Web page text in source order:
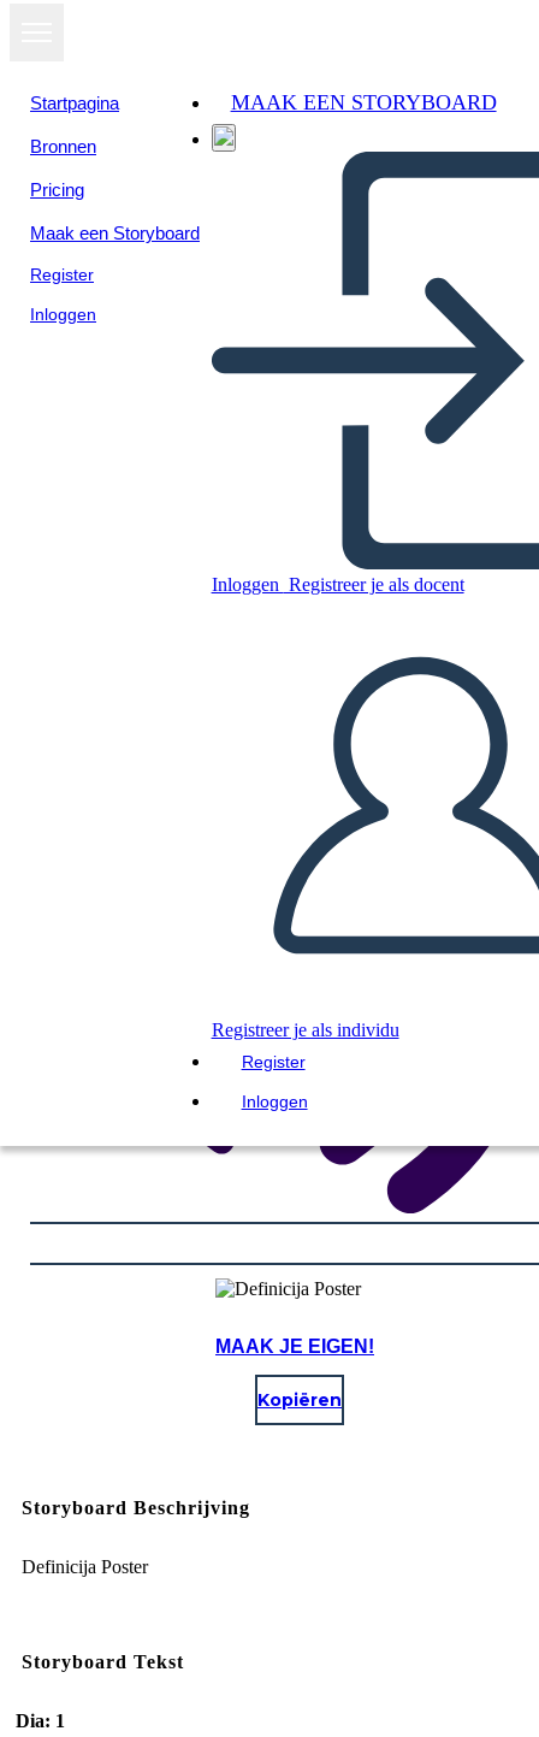
Startpagina
Bronnen
Pricing
Maak een Storyboard
Register
Inloggen
MAAK EEN STORYBOARD
Inloggen Registreer je als docent
Registreer je als individu
Register
Inloggen
Kopieer dit Storyboard
DIAVOORSTELLING AFSPELEN
LEES MIJ VOOR
MAAK JE EIGEN!
Kopiëren
Storyboard Beschrijving
Definicija Poster
Storyboard Tekst
Dia: 1